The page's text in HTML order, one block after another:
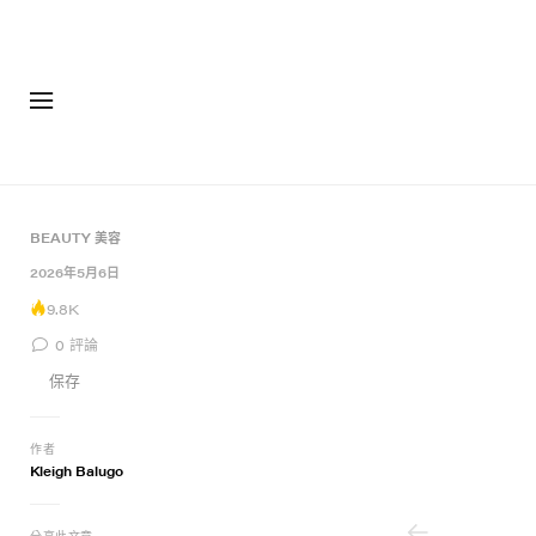
BEAUTY 美容
2026年5月6日
9.8K
0 評論
保存
作者
Kleigh Balugo